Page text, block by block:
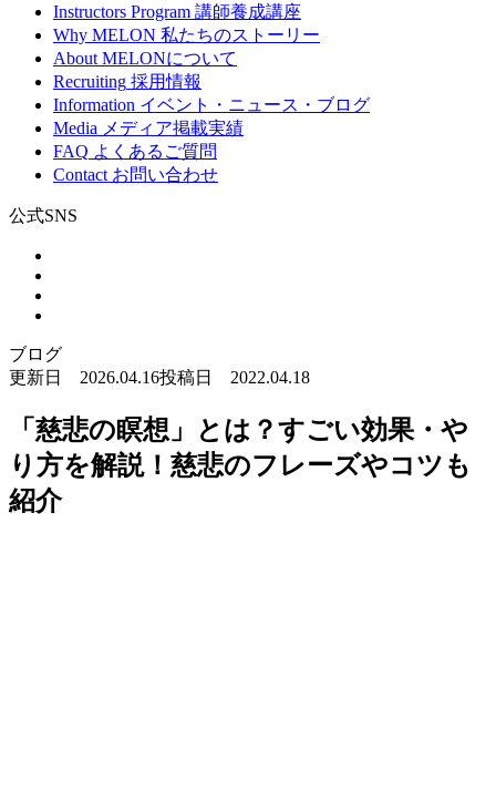
Instructors Program 講師養成講座
Why MELON 私たちのストーリー
About MELONについて
Recruiting 採用情報
Information イベント・ニュース・ブログ
Media メディア掲載実績
FAQ よくあるご質問
Contact お問い合わせ
公式SNS
ブログ
更新日 2026.04.16投稿日 2022.04.18
「慈悲の瞑想」とは？すごい効果・や
り方を解説！慈悲のフレーズやコツも
紹介